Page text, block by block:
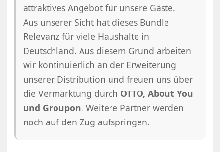
attraktives Angebot für unsere Gäste.
Aus unserer Sicht hat dieses Bundle
Relevanz für viele Haushalte in
Deutschland. Aus diesem Grund arbeiten
wir kontinuierlich an der Erweiterung
unserer Distribution und freuen uns über
die Vermarktung durch OTTO, About You
und Groupon. Weitere Partner werden
noch auf den Zug aufspringen.